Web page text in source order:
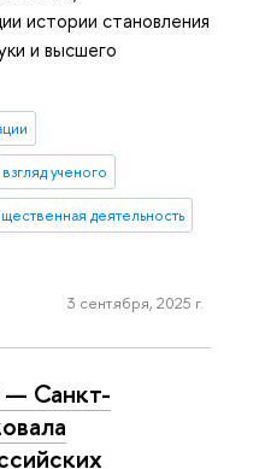
истории становления
и высшего
взгляд ученого
деятельность
3 сентября, 2025 г.
Санкт-